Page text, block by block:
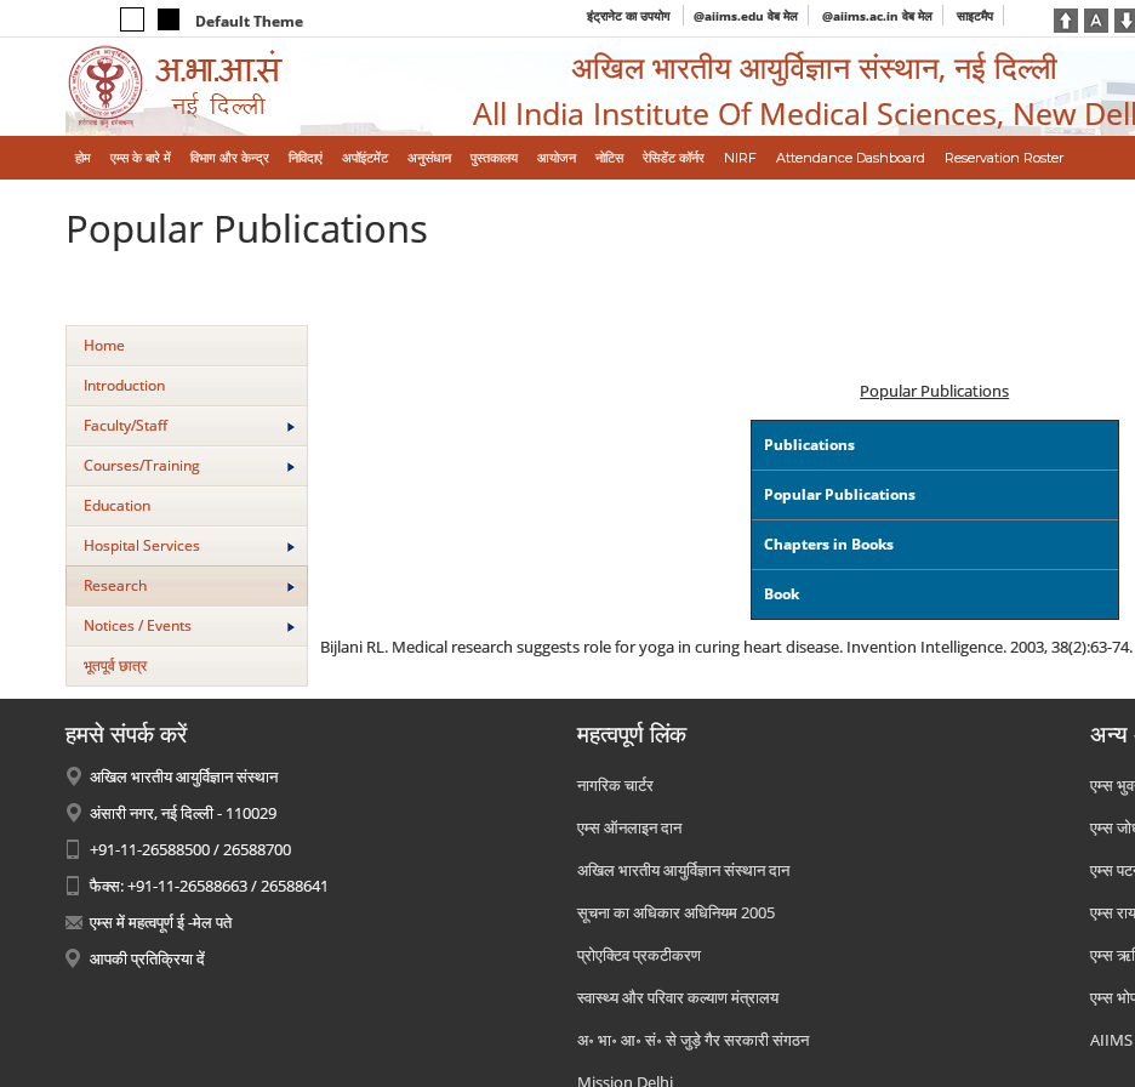
Default Theme इंट्रानेट का उपयोग @aiims.edu वेब मेल @aiims.ac.in वेब मेल साइटमैप
अखिल भारतीय आयुर्विज्ञान संस्थान, नई दिल्ली
All India Institute Of Medical Sciences, New
होम एम्‍स के बारे में विभाग और केन्‍द्र निविदाएं अपॉइंटमेंट अनुसंधान पुस्तकालय आयोजन नोटिस रेसिडेंट कॉर्नर NIRF Attendance Dashboard Reservation Roster
Popular Publications
Home
Introduction
Faculty/Staff
Courses/Training
Education
Hospital Services
Research
Notices / Events
भूतपूर्व छात्र
Popular Publications
Publications
Popular Publications
Chapters in Books
Book
BijlaniRL. Medical research suggests role for yoga in curing heart disease. Invention Intelligence. 2003, 38(2):63-74.
हमसे संपर्क करें
अखिल भारतीय आयुर्विज्ञान संस्थान
अंसारी नगर, नई दिल्ली - 110029
+91-11-26588500 / 26588700
फैक्स: +91-11-26588663 / 26588641
एम्स में महत्वपूर्ण ई -मेल पते
आपकी प्रतिक्रिया दें
महत्वपूर्ण लिंक
नागरिक चार्टर
एम्स ऑनलाइन दान
अखिल भारतीय आयुर्विज्ञान संस्थान दान
सूचना का अधिकार अधिनियम 2005
प्रोएक्टिव प्रकटीकरण
स्वास्थ्य और परिवार कल्याण मंत्रालय
अ॰ भा॰ आ॰ सं॰ से जुड़े गैर सरकारी संगठन
Mission Delhi
अन्य
एम्‍स
एम्‍स
एम्‍स
एम्‍स
एम्‍स
एम्‍स